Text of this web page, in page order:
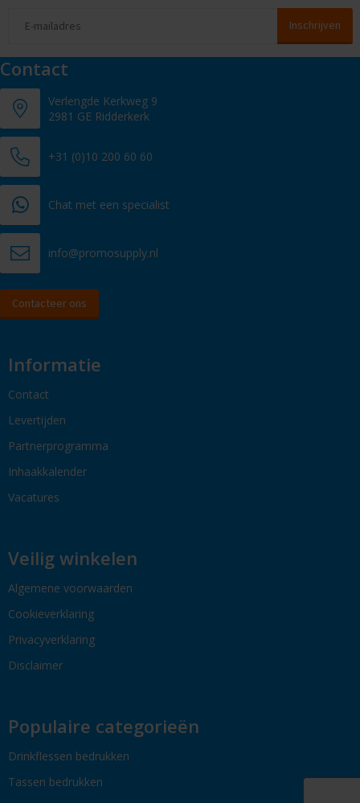
Contact
Verlengde Kerkweg 9
2981 GE Ridderkerk
+31 (0)10 200 60 60
Chat met een specialist
info@promosupply.nl
Contacteer ons
Informatie
Contact
Levertijden
Partnerprogramma
Inhaakkalender
Vacatures
Veilig winkelen
Algemene voorwaarden
Cookieverklaring
Privacyverklaring
Disclaimer
Populaire categorieën
Drinkflessen bedrukken
Tassen bedrukken